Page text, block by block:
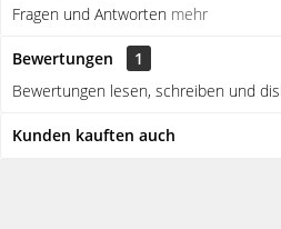
Fragen und Antworten mehr
Bewertungen
1
Bewertungen lesen, schreiben und
Kunden kauften auch